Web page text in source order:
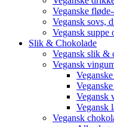
Veganske
Vegansk sovs,
Vegansk suppe
Slik & Chokolade
Vegansk slik &
Vegansk
Vegansk
Vegansk
Vegansk